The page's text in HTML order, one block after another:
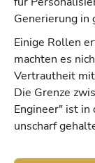
Generierung in
Einige Rollen
machten es
Vertrautheit
Die Grenze
Engineer" ist
unscharf